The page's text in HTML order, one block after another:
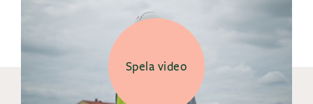
Spela video